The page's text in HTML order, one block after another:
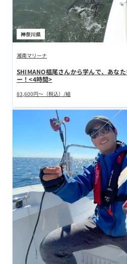
神奈川県
湘南マリーナ
SHIMANO椙尾さんから学んで、あな
ー！<4時間>
83,600円～（税込）/組